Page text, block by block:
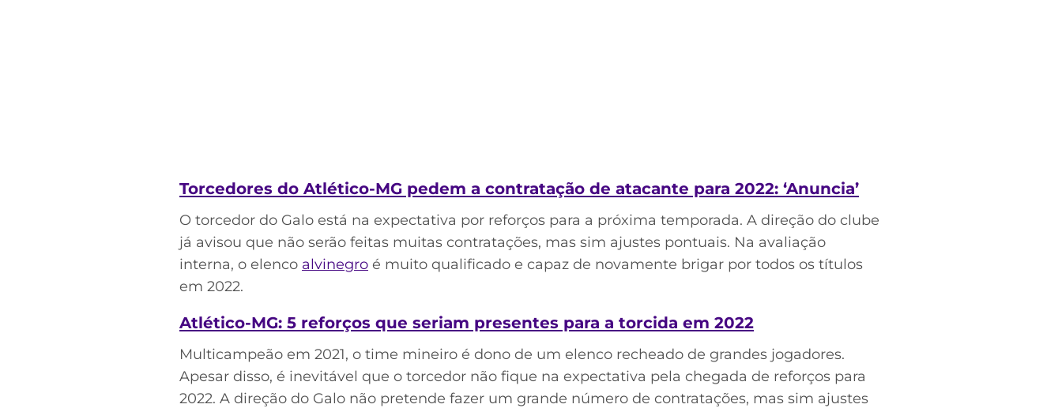
Torcedores do Atlético-MG pedem a contratação de atacante para 2022: ‘Anuncia’
O torcedor do Galo está na expectativa por reforços para a próxima temporada. A direção do clube
já avisou que não serão feitas muitas contratações, mas sim ajustes pontuais. Na avaliação
interna, o elenco alvinegro é muito qualificado e capaz de novamente brigar por todos os títulos
em 2022.
Atlético-MG: 5 reforços que seriam presentes para a torcida em 2022
Multicampeão em 2021, o time mineiro é dono de um elenco recheado de grandes jogadores.
Apesar disso, é inevitável que o torcedor não fique na expectativa pela chegada de reforços para
2022. A direção do Galo não pretende fazer um grande número de contratações, mas sim ajustes